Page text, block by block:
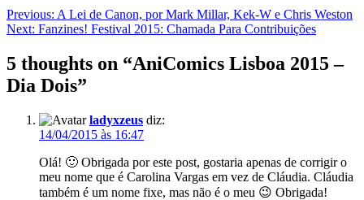
Previous: A Lei de Canon, por Mark Millar, Kek-W e Chris Weston
Next: Fanzines! Festival 2015: Chamada Para Contribuições
5 thoughts on “AniComics Lisboa 2015 –
Dia Dois”
ladyxzeus diz:
14/04/2015 às 16:47
Olá! 🙂 Obrigada por este post, gostaria apenas de corrigir o
meu nome que é Carolina Vargas em vez de Cláudia. Cláudia
também é um nome fixe, mas não é o meu 😉 Obrigada!